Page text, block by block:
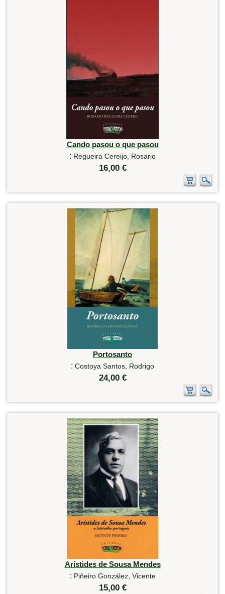
Cando pasou o que pasou
: Regueira Cereijo, Rosario
16,00 €
Portosanto
: Costoya Santos, Rodrigo
24,00 €
Arístides de Sousa Mendes
: Piñeiro González, Vicente
15,00 €